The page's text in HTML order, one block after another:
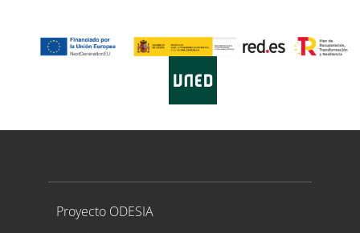
Proyecto ODESIA
Proyecto ODESIA